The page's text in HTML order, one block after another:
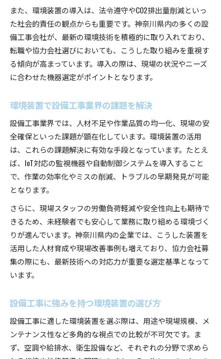
設備工事で評価される専門スキルを身につける
設備工事分野の現場で求められる能力とは
設備工事に必須のスキルと資格を整理
神奈川県の設備工事で重視される技術力とは
設備工事でキャリアアップを実現する力
また、環境装置の導入は、法令遵守やCO2排出量削減といっ
た社会的責任の観点からも重要です。神奈川県内の多くの設
備工事会社が、最新の環境技術を積極的に取り入れており、
転職や協力会社選びにおいても、こうした取り組みを重視す
る傾向が高まっています。導入の際は、現場の状況やニーズ
に合わせた機器選定がポイントとなります。
環境装置で設備工事業界の課題を解決
設備工事業界では、人材不足や作業品質の均一化、現場の安
全確保といった課題が顕在化しています。環境装置の活用
は、これらの課題解決に有効な手段となっています。たとえ
ば、IoT対応の監視機器や自動制御システムを導入すること
で、作業の効率化やミスの削減、トラブルの早期発見が可能
となります。
さらに、現場スタッフの労働負荷軽減や安全性向上も期待で
きるため、未経験者でも安心して業務に取り組める環境づく
りが進んでいます。神奈川県内の企業では、こうした装置を
活用した人材育成や現場改善事例も増えており、協力会社募
集の際にも、最新技術への対応力が重要な選定基準となって
います。
設備工事に強みを持つ環境装置の選び方
設備工事に適した環境装置を選ぶ際は、用途や現場規模、メ
ンテナンス性など多角的な視点での比較が不可欠です。ま
ず、空調や給排水、衛生設備など、それぞれの分野で求めら